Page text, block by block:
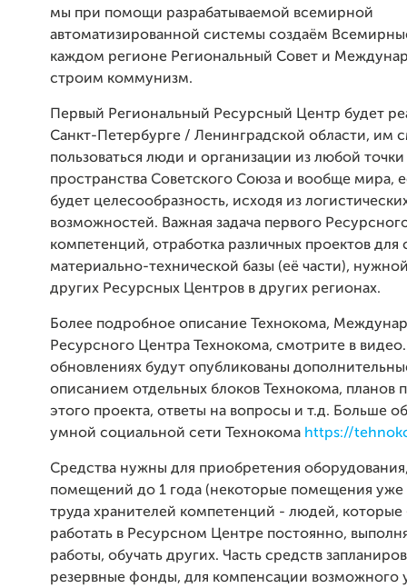
мы при помощи разрабатываемой всемирной
автоматизированной системы создаём
каждом регионе Региональный Совет и
строим коммунизм.
Первый Региональный Ресурсный Центр будет
Санкт-Петербурге / Ленинградской области, им
пользоваться люди и организации из любой
пространства Советского Союза и вообще мира,
будет целесообразность, исходя из
возможностей. Важная задача первого
компетенций, отработка различных проектов для
материально-технической базы (её части),
других Ресурсных Центров в других регионах.
Более подробное описание Технокома,
Ресурсного Центра Технокома, смотрите в
обновлениях будут опубликованы
описанием отдельных блоков Технокома, планов
этого проекта, ответы на вопросы и т.д. Больше
умной социальной сети Технокома https://
Средства нужны для приобретения
помещений до 1 года (некоторые помещения уже
труда хранителей компетенций - людей, которые
работать в Ресурсном Центре постоянно,
работы, обучать других. Часть средств
резервные фонды, для компенсации возможного